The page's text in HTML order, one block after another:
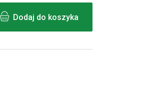
Dodaj do koszyka